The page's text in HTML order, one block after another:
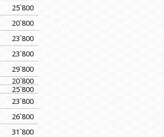
25`800
20`800
23`800
23`800
29`800
20`800
25`800
23`800
26`800
31`800